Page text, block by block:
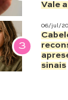
Vale
3
06/jul/
sinais